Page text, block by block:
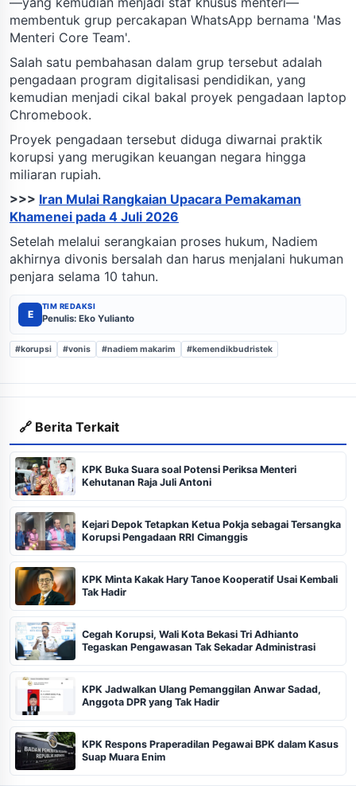
membentuk grup percakapan WhatsApp bernama 'Mas
Menteri Core Team'.
Salah satu pembahasan dalam grup tersebut adalah
pengadaan program digitalisasi pendidikan, yang
kemudian menjadi cikal bakal proyek pengadaan laptop
Chromebook.
Proyek pengadaan tersebut diduga diwarnai praktik
korupsi yang merugikan keuangan negara hingga
miliaran rupiah.
>>> Iran Mulai Rangkaian Upacara Pemakaman
Khamenei pada 4 Juli 2026
Setelah melalui serangkaian proses hukum, Nadiem
akhirnya divonis bersalah dan harus menjalani hukuman
penjara selama 10 tahun.
E
TIM REDAKSI
Penulis: Eko Yulianto
#korupsi #vonis #nadiem makarim #kemendikbudristek
🔗 Berita Terkait
KPK Buka Suara soal Potensi Periksa Menteri
Kehutanan Raja Juli Antoni
Kejari Depok Tetapkan Ketua Pokja sebagai Tersangka
Korupsi Pengadaan RRI Cimanggis
KPK Minta Kakak Hary Tanoe Kooperatif Usai Kembali
Tak Hadir
Cegah Korupsi, Wali Kota Bekasi Tri Adhianto
Tegaskan Pengawasan Tak Sekadar Administrasi
KPK Jadwalkan Ulang Pemanggilan Anwar Sadad,
Anggota DPR yang Tak Hadir
KPK Respons Praperadilan Pegawai BPK dalam Kasus
Suap Muara Enim